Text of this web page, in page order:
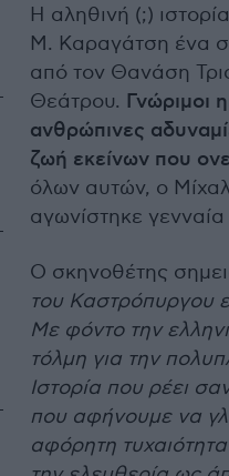
Η αληθινή (;)
Μ. Καραγάτση ένα
από τον Θανάση
Θεάτρου. Γνώριμοι
ανθρώπινες
ζωή εκείνων που
όλων αυτών, ο
αγωνίστηκε
Ο σκηνοθέτης
του Καστρόπυργου
Με φόντο την
τόλμη για την
Ιστορία που ρέει
που αφήνουμε να
αφόρητη